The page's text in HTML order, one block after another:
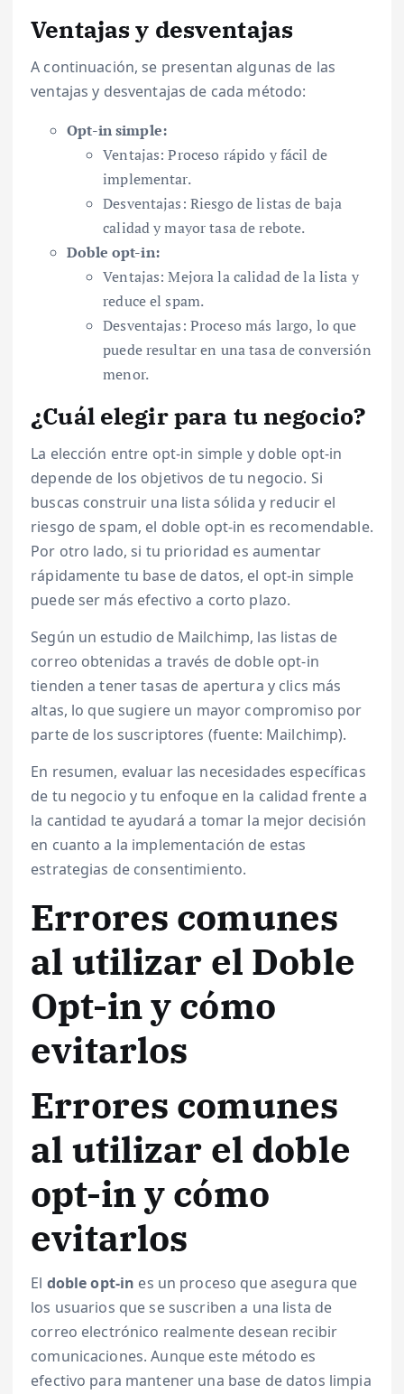
Ventajas y desventajas
A continuación, se presentan algunas de las
ventajas y desventajas de cada método:
Opt-in simple:
Ventajas: Proceso rápido y fácil de
implementar.
Desventajas: Riesgo de listas de baja
calidad y mayor tasa de rebote.
Doble opt-in:
Ventajas: Mejora la calidad de la lista y
reduce el spam.
Desventajas: Proceso más largo, lo que
puede resultar en una tasa de conversión
menor.
¿Cuál elegir para tu negocio?
La elección entre opt-in simple y doble opt-in
depende de los objetivos de tu negocio. Si
buscas construir una lista sólida y reducir el
riesgo de spam, el doble opt-in es recomendable.
Por otro lado, si tu prioridad es aumentar
rápidamente tu base de datos, el opt-in simple
puede ser más efectivo a corto plazo.
Según un estudio de Mailchimp, las listas de
correo obtenidas a través de doble opt-in
tienden a tener tasas de apertura y clics más
altas, lo que sugiere un mayor compromiso por
parte de los suscriptores (fuente: Mailchimp).
En resumen, evaluar las necesidades específicas
de tu negocio y tu enfoque en la calidad frente a
la cantidad te ayudará a tomar la mejor decisión
en cuanto a la implementación de estas
estrategias de consentimiento.
Errores comunes
al utilizar el Doble
Opt-in y cómo
evitarlos
Errores comunes
al utilizar el doble
opt-in y cómo
evitarlos
El doble opt-in es un proceso que asegura que
los usuarios que se suscriben a una lista de
correo electrónico realmente desean recibir
comunicaciones. Aunque este método es
efectivo para mantener una base de datos limpia